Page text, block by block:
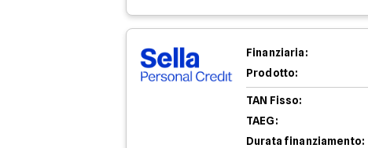
Finanziaria:
Prodotto:
TAN Fisso:
TAEG:
Durata finanziamento: